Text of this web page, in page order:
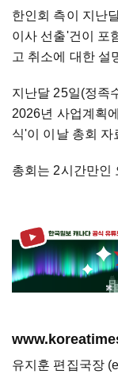
한인회 측이 지난
이사 선출'건이 포
고 취소에 대한 설
지난달 25일(정족
2026년 사업계획
식'이 이날 총회
총회는 2시간만인
유지훈 편집국장